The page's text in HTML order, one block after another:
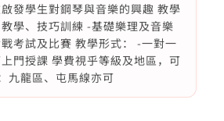
發學生對鋼琴與音樂的興趣 教學
學、技巧訓練 -基礎樂理及音樂
考試及比賽 教學形式： -一對一
門授課 學費視乎等級及地區，可
九龍區、屯馬線亦可